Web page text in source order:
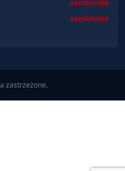
zamknięte
zamknięte
zastrzeżone.